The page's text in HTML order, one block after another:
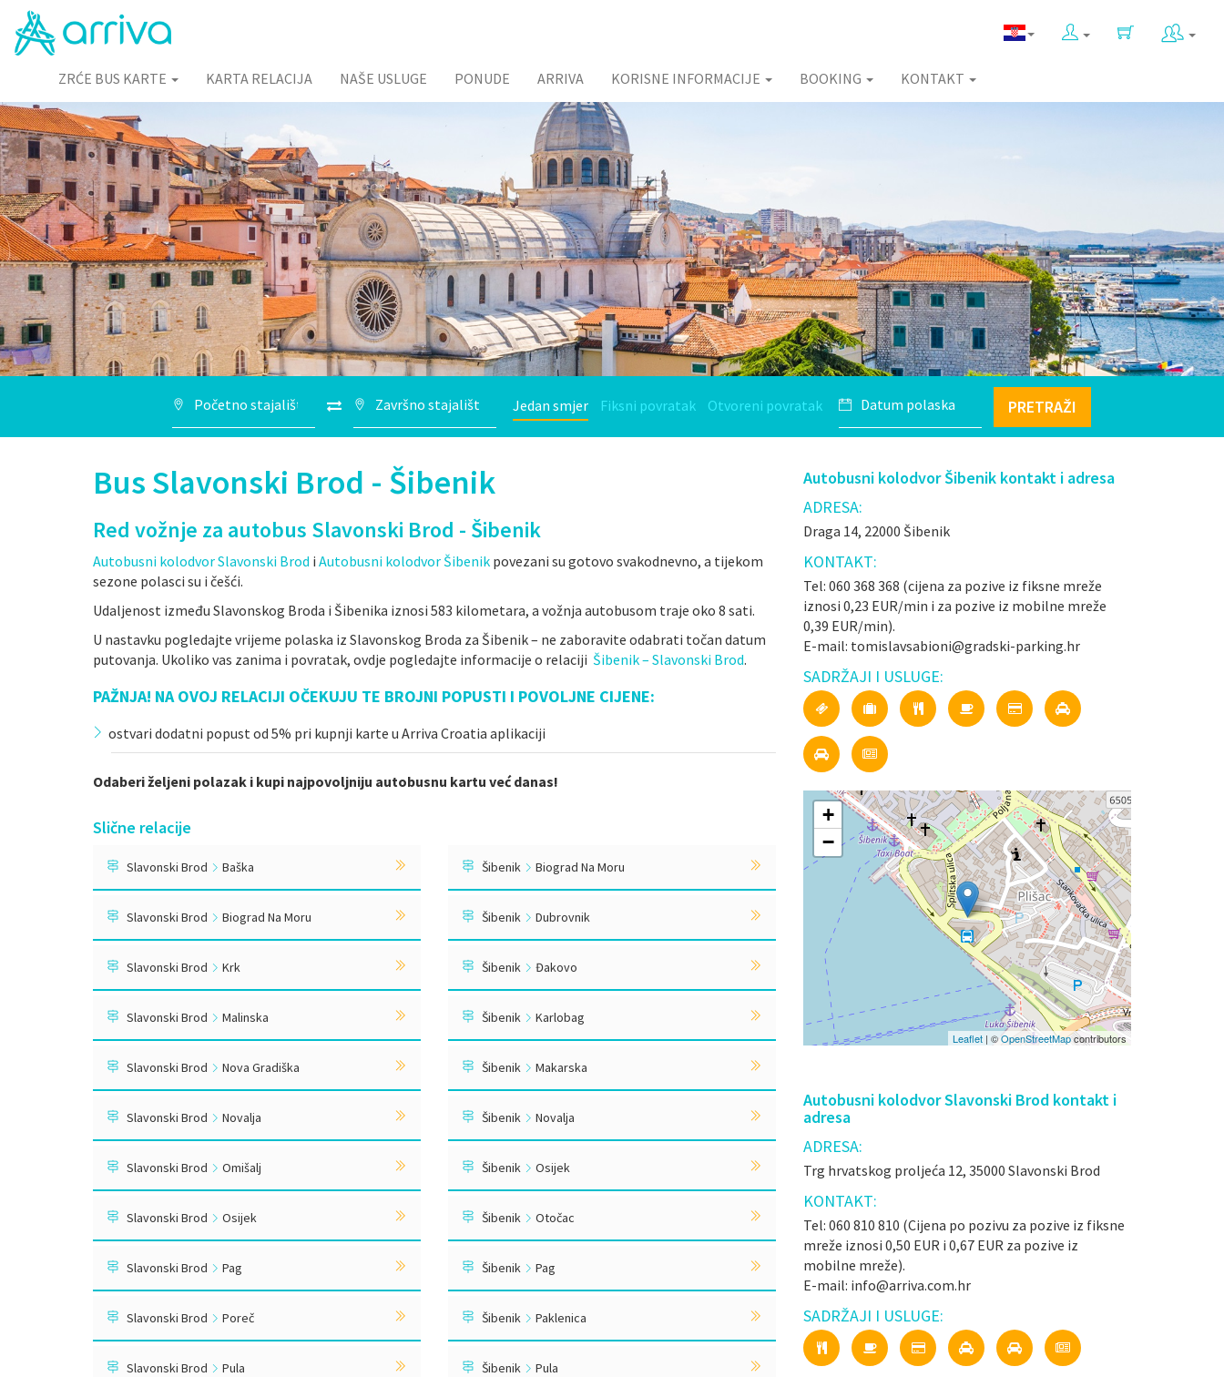
ZRĆE BUS KARTE KARTA RELACIJA NAŠE USLUGE PONUDE ARRIVA KORISNE INFORMACIJE BOOKING KONTAKT
Jedan smjer Fiksni povratak Otvoreni povratak PRETRAŽI
Bus Slavonski Brod - Šibenik
Red vožnje za autobus Slavonski Brod - Šibenik
Autobusni kolodvor Slavonski Brod i Autobusni kolodvor Šibenik povezani su gotovo svakodnevno, a tijekom
sezone polasci su i češći.
Udaljenost između Slavonskog Broda i Šibenika iznosi 583 kilometara, a vožnja autobusom traje oko 8 sati.
U nastavku pogledajte vrijeme polaska iz Slavonskog Broda za Šibenik – ne zaboravite odabrati točan datum
putovanja. Ukoliko vas zanima i povratak, ovdje pogledajte informacije o relaciji Šibenik – Slavonski Brod.
PAŽNJA! NA OVOJ RELACIJI OČEKUJU TE BROJNI POPUSTI I POVOLJNE CIJENE:
ostvari dodatni popust od 5% pri kupnji karte u Arriva Croatia aplikaciji
Odaberi željeni polazak i kupi najpovoljniju autobusnu kartu već danas!
Slične relacije
Slavonski Brod Baška
Slavonski Brod Biograd Na Moru
Slavonski Brod Krk
Slavonski Brod Malinska
Slavonski Brod Nova Gradiška
Slavonski Brod Novalja
Slavonski Brod Omišalj
Slavonski Brod Osijek
Slavonski Brod Pag
Slavonski Brod Poreč
Slavonski Brod Pula
Šibenik Biograd Na Moru
Šibenik Dubrovnik
Šibenik Đakovo
Šibenik Karlobag
Šibenik Makarska
Šibenik Novalja
Šibenik Osijek
Šibenik Otočac
Šibenik Pag
Šibenik Paklenica
Šibenik Pula
Autobusni kolodvor Šibenik kontakt i adresa
ADRESA:
Draga 14, 22000 Šibenik
KONTAKT:
Tel: 060 368 368 (cijena za pozive iz fiksne mreže
iznosi 0,23 EUR/min i za pozive iz mobilne mreže
0,39 EUR/min).
E-mail: tomislavsabioni@gradski-parking.hr
SADRŽAJI I USLUGE:
+
−
Leaflet | ©OpenStreetMapcontributors
Autobusni kolodvor Slavonski Brod kontakt i
adresa
ADRESA:
Trg hrvatskog proljeća 12, 35000 Slavonski Brod
KONTAKT:
Tel: 060 810 810 (Cijena po pozivu za pozive iz fiksne
mreže iznosi 0,50 EUR i 0,67 EUR za pozive iz
mobilne mreže).
E-mail: info@arriva.com.hr
SADRŽAJI I USLUGE: